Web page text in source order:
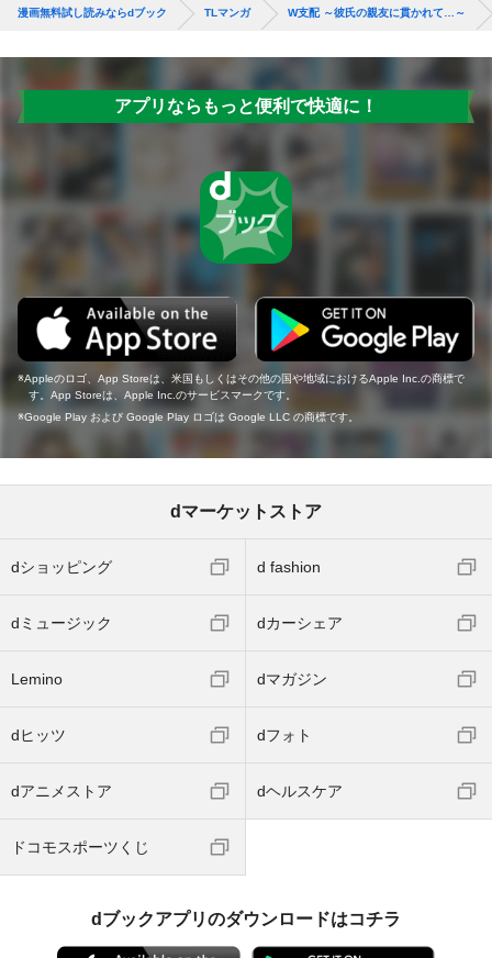
漫画無料試し読みならdブック TLマンガ W支配 ～彼氏の親友に貫かれて…～
アプリならもっと便利で快適に！
Appleのロゴ、App Storeは、米国もしくはその他の国や地域におけるApple Inc.の商標で
す。App Storeは、Apple Inc.のサービスマークです。
Google Play および Google Play ロゴは Google LLC の商標です。
dマーケットストア
dショッピング d fashion
dミュージック dカーシェア
Lemino dマガジン
dヒッツ dフォト
dアニメストア dヘルスケア
ドコモスポーツくじ
dブックアプリのダウンロードはコチラ